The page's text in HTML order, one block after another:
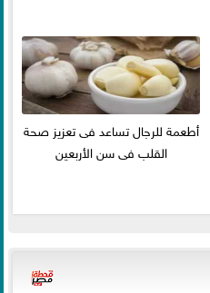
أطعمة للرجال تساعد فى تعزيز صحة
القلب فى سن الأربعين